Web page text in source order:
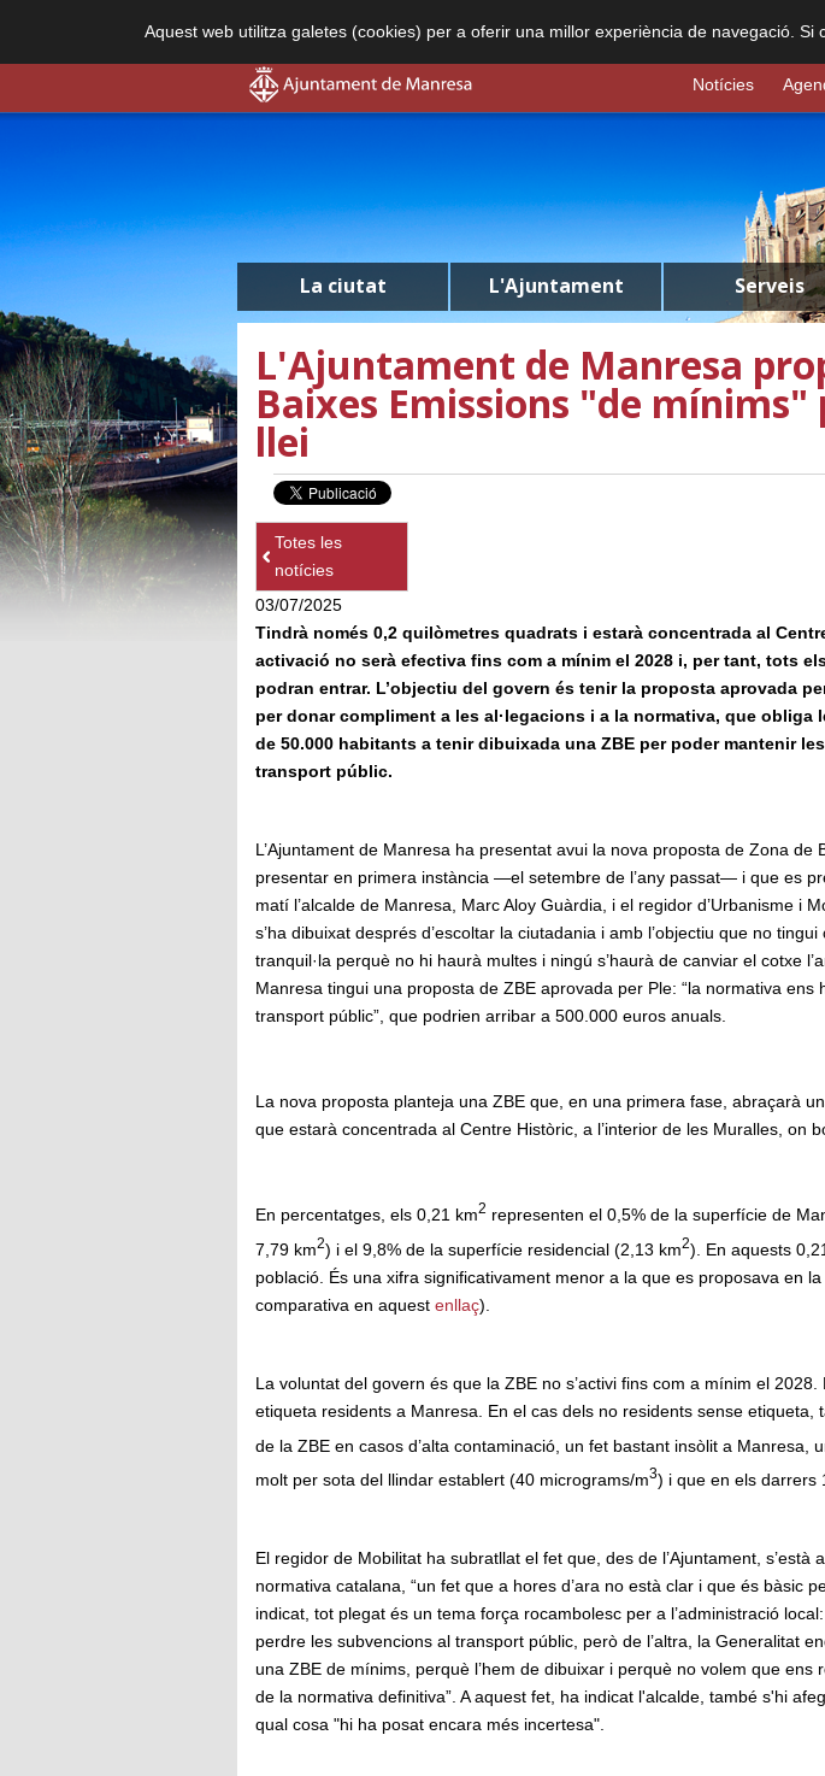
Aquest web utilitza galetes (cookies) per a oferir una millor experiència de navegació.
Notícies
La ciutat L'Ajuntament Serveis
L'Ajuntament de Manresa
Baixes Emissions "de
llei
Totes les
notícies
03/07/2025
Tindrà només 0,2 quilòmetres quadrats i estarà concentrada al
activació no serà efectiva fins com a mínim el 2028 i, per tant, tots
podran entrar. L’objectiu del govern és tenir la proposta aprovada
per donar compliment a les al·legacions i a la normativa, que obliga
de 50.000 habitants a tenir dibuixada una ZBE per poder mantenir
transport públic.
L’Ajuntament de Manresa ha presentat avui la nova proposta de Zona
presentar en primera instància —el setembre de l’any passat— i que es
matí l’alcalde de Manresa, Marc Aloy Guàrdia, i el regidor d’Urbanisme i
s’ha dibuixat després d’escoltar la ciutadania i amb l’objectiu que no
tranquil·la perquè no hi haurà multes i ningú s’haurà de canviar el cotxe
Manresa tingui una proposta de ZBE aprovada per Ple: “la normativa
transport públic”, que podrien arribar a 500.000 euros anuals.
La nova proposta planteja una ZBE que, en una primera fase, abraçarà
que estarà concentrada al Centre Històric, a l’interior de les Muralles, on
En percentatges, els 0,21 km2 representen el 0,5% de la superfície de
7,79 km2) i el 9,8% de la superfície residencial (2,13 km2). En aquests
població. És una xifra significativament menor a la que es proposava en
comparativa en aquest enllaç).
La voluntat del govern és que la ZBE no s’activi fins com a mínim el
etiqueta residents a Manresa. En el cas dels no residents sense
de la ZBE en casos d’alta contaminació, un fet bastant insòlit a
molt per sota del llindar establert (40 micrograms/m3) i que en els darrers
El regidor de Mobilitat ha subratllat el fet que, des de l’Ajuntament,
normativa catalana, “un fet que a hores d’ara no està clar i que és bàsic
indicat, tot plegat és un tema força rocambolesc per a l’administració
perdre les subvencions al transport públic, però de l’altra, la Generalitat
una ZBE de mínims, perquè l’hem de dibuixar i perquè no volem que
de la normativa definitiva”. A aquest fet, ha indicat l'alcalde, també s'hi
qual cosa "hi ha posat encara més incertesa".